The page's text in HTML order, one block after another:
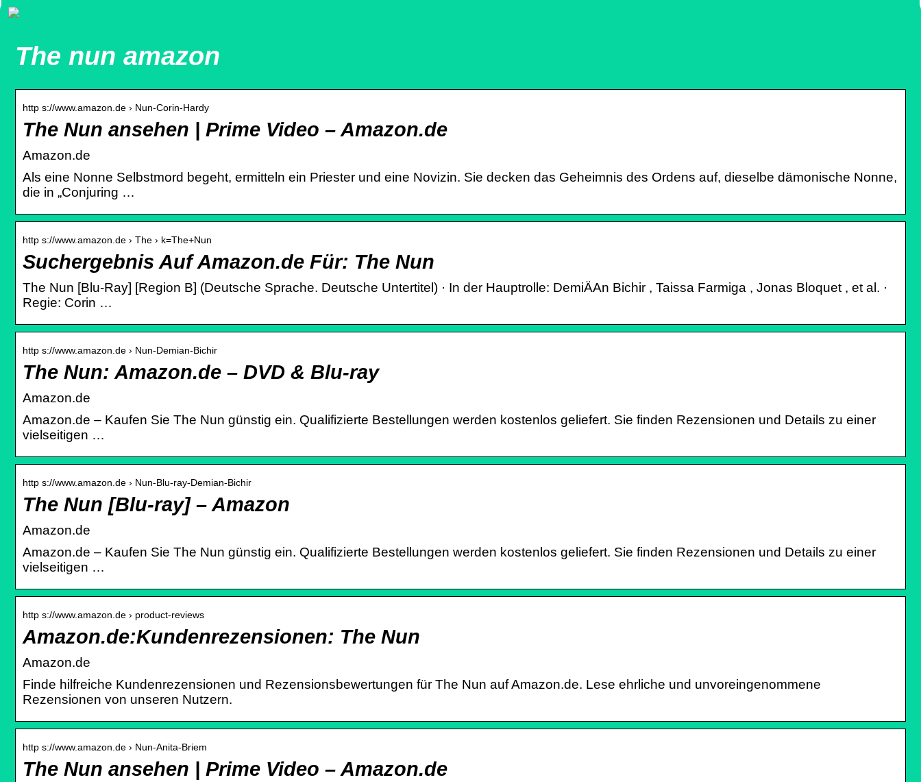
The nun amazon
http s://www.amazon.de › Nun-Corin-Hardy
The Nun ansehen | Prime Video – Amazon.de
Amazon.de
Als eine Nonne Selbstmord begeht, ermitteln ein Priester und eine Novizin. Sie decken das Geheimnis des Ordens auf, dieselbe dämonische Nonne,
die in „Conjuring …
http s://www.amazon.de › The › k=The+Nun
Suchergebnis Auf Amazon.de Für: The Nun
The Nun [Blu-Ray] [Region B] (Deutsche Sprache. Deutsche Untertitel) · In der Hauptrolle: DemiÄAn Bichir , Taissa Farmiga , Jonas Bloquet , et al. ·
Regie: Corin …
http s://www.amazon.de › Nun-Demian-Bichir
The Nun: Amazon.de – DVD & Blu-ray
Amazon.de
Amazon.de – Kaufen Sie The Nun günstig ein. Qualifizierte Bestellungen werden kostenlos geliefert. Sie finden Rezensionen und Details zu einer
vielseitigen …
http s://www.amazon.de › Nun-Blu-ray-Demian-Bichir
The Nun [Blu-ray] – Amazon
Amazon.de
Amazon.de – Kaufen Sie The Nun günstig ein. Qualifizierte Bestellungen werden kostenlos geliefert. Sie finden Rezensionen und Details zu einer
vielseitigen …
http s://www.amazon.de › product-reviews
Amazon.de:Kundenrezensionen: The Nun
Amazon.de
Finde hilfreiche Kundenrezensionen und Rezensionsbewertungen für The Nun auf Amazon.de. Lese ehrliche und unvoreingenommene
Rezensionen von unseren Nutzern.
http s://www.amazon.de › Nun-Anita-Briem
The Nun ansehen | Prime Video – Amazon.de